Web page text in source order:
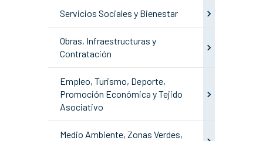
Servicios Sociales y Bienestar
Obras, Infraestructuras y
Contratación
Empleo, Turismo, Deporte,
Promoción Económica y Tejido
Asociativo
Medio Ambiente, Zonas Verdes,